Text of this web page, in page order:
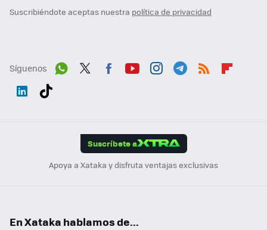
Suscribiéndote aceptas nuestra política de privacidad
Síguenos
Suscríbete a
Apoya a Xataka y disfruta ventajas exclusivas
En Xataka hablamos de...